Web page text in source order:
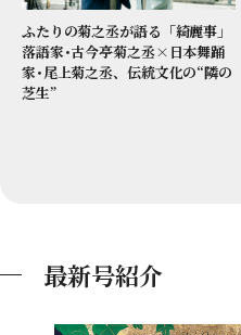
ふたりの菊之丞が語る「綺麗事」
落語家･古今亭菊之丞×日本舞踊
家･尾上菊之丞、伝統文化の“隣の
芝生”
最新号紹介